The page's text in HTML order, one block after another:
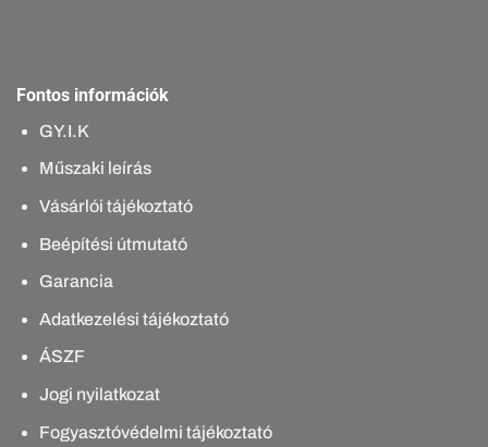
Fontos információk
GY.I.K
Műszaki leírás
Vásárlói tájékoztató
Beépítési útmutató
Garancia
Adatkezelési tájékoztató
ÁSZF
Jogi nyilatkozat
Fogyasztóvédelmi tájékoztató